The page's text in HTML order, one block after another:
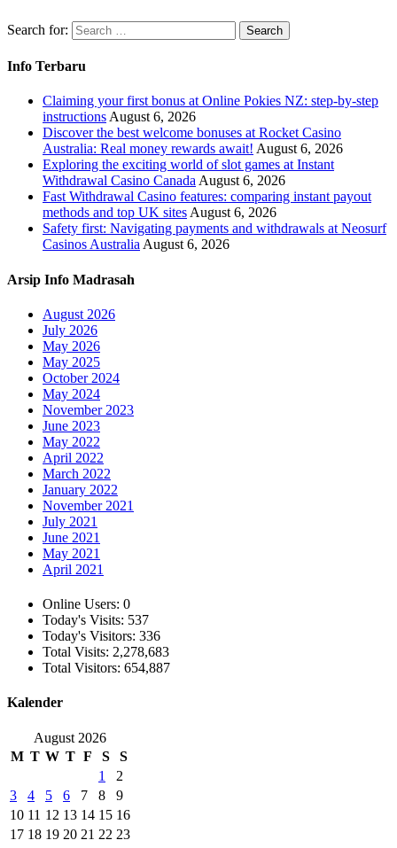
Search for:
Info Terbaru
Claiming your first bonus at Online Pokies NZ: step-by-step
instructions August 6, 2026
Discover the best welcome bonuses at Rocket Casino
Australia: Real money rewards await! August 6, 2026
Exploring the exciting world of slot games at Instant
Withdrawal Casino Canada August 6, 2026
Fast Withdrawal Casino features: comparing instant payout
methods and top UK sites August 6, 2026
Safety first: Navigating payments and withdrawals at Neosurf
Casinos Australia August 6, 2026
Arsip Info Madrasah
August 2026
July 2026
May 2026
May 2025
October 2024
May 2024
November 2023
June 2023
May 2022
April 2022
March 2022
January 2022
November 2021
July 2021
June 2021
May 2021
April 2021
Online Users: 0
Today's Visits: 537
Today's Visitors: 336
Total Visits: 2,278,683
Total Visitors: 654,887
Kalender
August 2026
M T W T F S
S
1
2
3
4 5 6 7 8
9
10 11 12 13 14 15 16
17 18 19 20 21 22 23